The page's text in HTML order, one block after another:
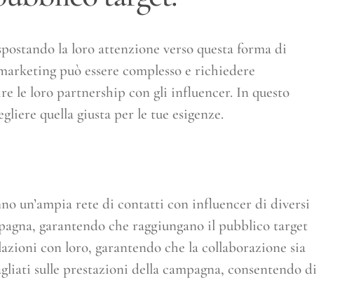
la loro attenzione verso questa forma di
può essere complesso e richiedere
le loro partnership con gli influencer. In questo
quella giusta per le tue esigenze.
un’ampia rete di contatti con influencer di diversi
garantendo che raggiungano il pubblico target
con loro, garantendo che la collaborazione sia
sulle prestazioni della campagna, consentendo di